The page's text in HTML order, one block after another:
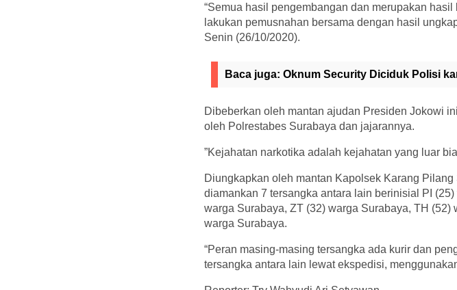
“Semua hasil pengembangan dan merupakan
lakukan pemusnahan bersama dengan hasil
Senin (26/10/2020).
Baca juga: Oknum Security Diciduk Polisi
Dibeberkan oleh mantan ajudan Presiden Jokowi
oleh Polrestabes Surabaya dan jajarannya.
”Kejahatan narkotika adalah kejahatan yang luar
Diungkapkan oleh mantan Kapolsek Karang
diamankan 7 tersangka antara lain berinisial PI
warga Surabaya, ZT (32) warga Surabaya, TH
warga Surabaya.
“Peran masing-masing tersangka ada kurir dan
tersangka antara lain lewat ekspedisi,